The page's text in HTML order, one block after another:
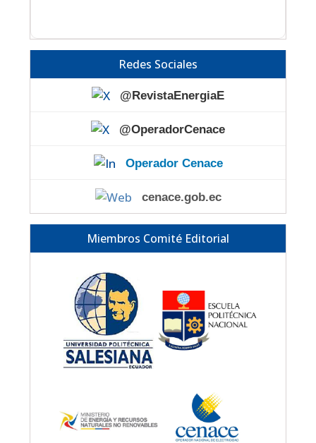
Redes Sociales
@RevistaEnergiaE
@OperadorCenace
Operador Cenace
cenace.gob.ec
Miembros Comité Editorial